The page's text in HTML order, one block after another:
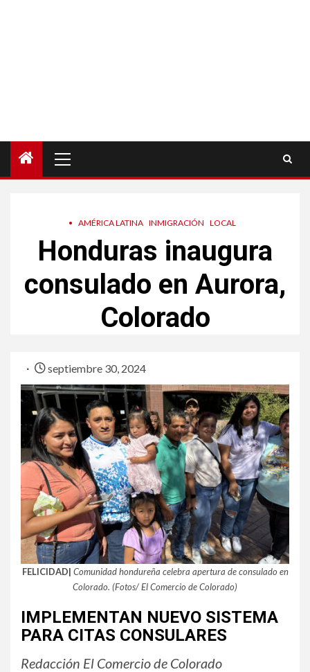
principal
• AMÉRICA LATINA INMIGRACIÓN LOCAL
Honduras inaugura
consulado en Aurora,
Colorado
septiembre 30, 2024
FELICIDAD| Comunidad hondureña celebra apertura de consulado en
Colorado. (Fotos/ El Comercio de Colorado)
IMPLEMENTAN NUEVO SISTEMA
PARA CITAS CONSULARES
Redacción El Comercio de Colorado